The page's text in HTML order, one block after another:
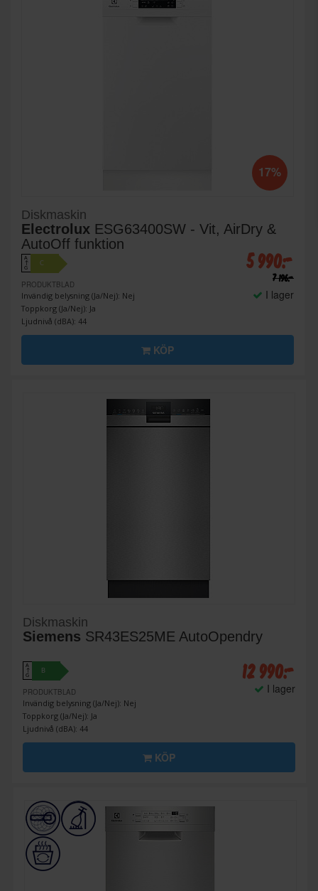
17%
Diskmaskin
Electrolux ESG63400SW - Vit, AirDry &
AutoOff funktion
A
↑
G
C
PRODUKTBLAD
Invändig belysning (Ja/Nej): Nej
Toppkorg (Ja/Nej): Ja
Ljudnivå (dBA): 44
5 990:-
7 196:-
I lager
KÖP
Diskmaskin
Siemens SR43ES25ME AutoOpendry
A
↑
G
B
PRODUKTBLAD
Invändig belysning (Ja/Nej): Nej
Toppkorg (Ja/Nej): Ja
Ljudnivå (dBA): 44
12 990:-
I lager
KÖP